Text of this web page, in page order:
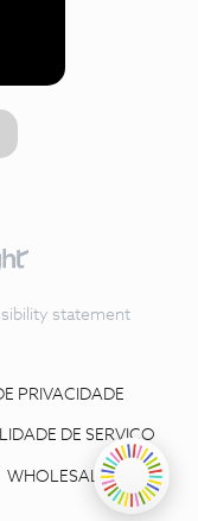
statement
PRIVACIDADE
DE SERVIÇO
WHOLESALE